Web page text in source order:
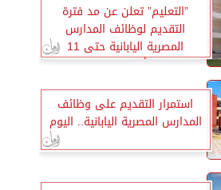
”التعليم” تعلن عن مد فترة
التقديم لوظائف المدارس
المصرية اليابانية حتى 11
أغسطس
استمرار التقديم على وظائف
المدارس المصرية اليابانية.. اليوم